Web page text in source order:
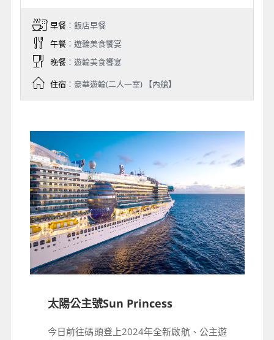
早餐：飯店早餐
午餐：遊輪美食饗宴
晚餐：遊輪美食饗宴
住宿：豪華遊輪(二人一室) 【內艙】
太陽公主號Sun Princess
今日前往碼頭登上2024年全新啟航、公主遊